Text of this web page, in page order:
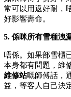
常可以用返好耐，
好影響壽命。
5. 係咪所有雪種洩
唔係。如果部雪櫃
本身都有問題，維
維修站嘅師傅話，
益，等客人自己決